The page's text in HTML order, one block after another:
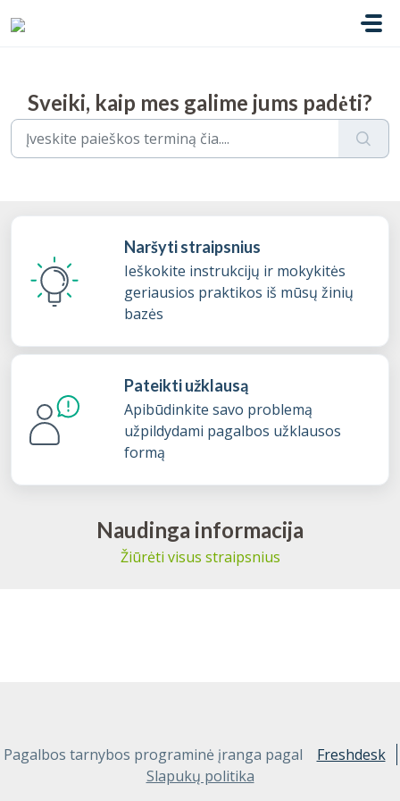
Sveiki, kaip mes galime jums padėti?
Naršyti straipsnius
Ieškokite instrukcijų ir mokykitės
geriausios praktikos iš mūsų žinių
bazės
Pateikti užklausą
Apibūdinkite savo problemą
užpildydami pagalbos užklausos
formą
Naudinga informacija
Žiūrėti visus straipsnius
Pagalbos tarnybos programinė įranga pagal
Freshdesk
Slapukų politika